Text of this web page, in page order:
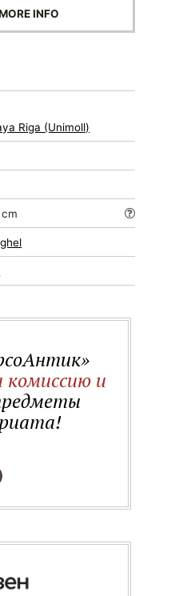
INFO
Riga (Unimoll)
cm
и